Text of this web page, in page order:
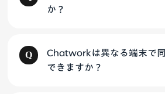
か？
Chatworkは異なる端末で
できますか？